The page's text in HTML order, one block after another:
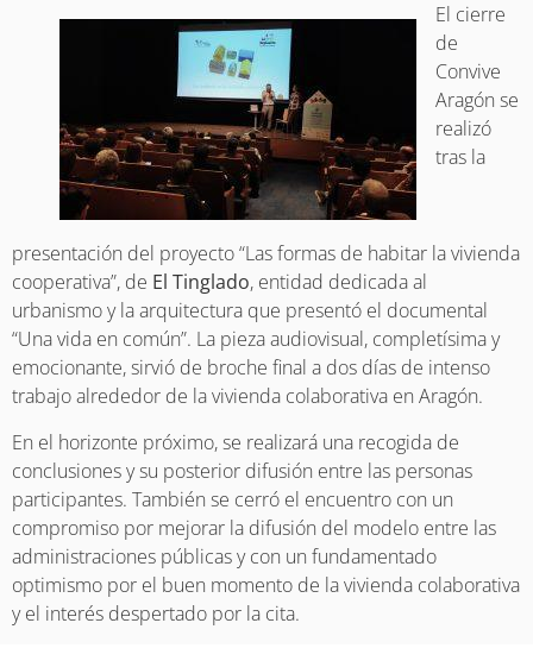
El cierre
de
Convive
Aragón se
realizó
tras la
presentación del proyecto “Las formas de habitar la vivienda
cooperativa”, de El Tinglado, entidad dedicada al
urbanismo y la arquitectura que presentó el documental
“Una vida en común”. La pieza audiovisual, completísima y
emocionante, sirvió de broche final a dos días de intenso
trabajo alrededor de la vivienda colaborativa en Aragón.
En el horizonte próximo, se realizará una recogida de
conclusiones y su posterior difusión entre las personas
participantes. También se cerró el encuentro con un
compromiso por mejorar la difusión del modelo entre las
administraciones públicas y con un fundamentado
optimismo por el buen momento de la vivienda colaborativa
y el interés despertado por la cita.